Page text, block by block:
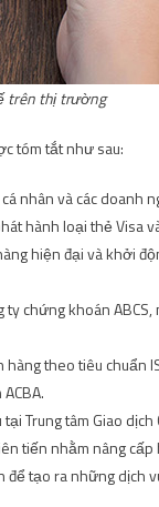
trên thị trường
tóm tắt như sau:
nhân và các doanh
hành loại thẻ Visa
hiện đại và khởi
chứng khoán
theo tiêu chuẩn
Trung tâm Giao dịch
tiến nhằm nâng
tạo ra những dịch